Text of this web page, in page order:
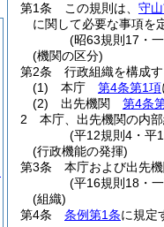
第1条
この規則は、 守
に関して必要な事項を
(昭63規則17・
(機関の区分)
第2条
行政組織を構成
(1)
本庁 第4条第1項
(2)
出先機関 第4条
2
本庁、出先機関の内
(平12規則4・平
(行政機能の発揮)
第3条
本庁および出先
(平16規則18・
(組織)
第4条
条例第1条に規定